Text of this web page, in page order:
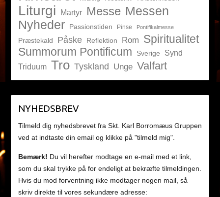
Liturgi Martyr Messe Messen
Nyheder
Passionstiden Pinse Pontifikalmesse
Præstekald Påske Reflektion Rom Spiritualitet
Summorum Pontificum Sverige
Synd
Triduum Tro Tyskland Unge Valfart
NYHEDSBREV
Tilmeld dig nyhedsbrevet fra Skt. Karl Borromæus Gruppen
ved at indtaste din email og klikke på "tilmeld mig".
Bemærk! Du vil herefter modtage en e-mail med et link,
som du skal trykke på for endeligt at bekræfte tilmeldingen.
Hvis du mod forventning ikke modtager nogen mail, så
skriv direkte til vores sekundære adresse: